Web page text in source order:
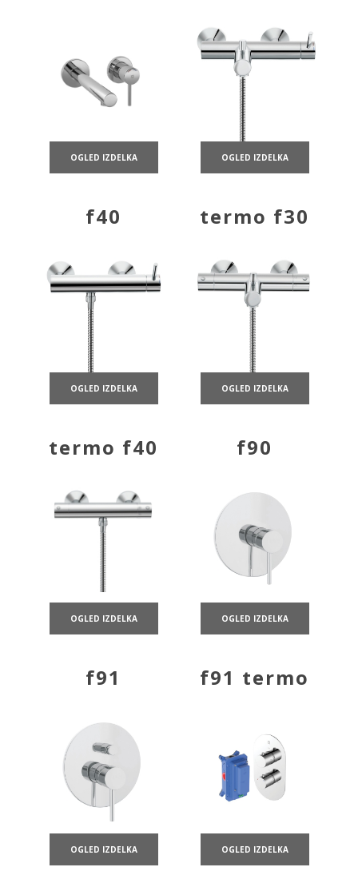
OGLED IZDELKA OGLED IZDELKA
f40
OGLED IZDELKA
termo f30
OGLED IZDELKA
termo f40
OGLED IZDELKA
f90
OGLED IZDELKA
f91
OGLED IZDELKA
f91 termo
OGLED IZDELKA